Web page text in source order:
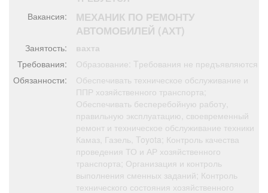
Я - пенсионер
Вакансия:
МЕХАНИК ПО РЕМОНТУ
АВТОМОБИЛЕЙ (АХТ)
Занятость:
вахта
Требования:
Образование: Tребования не предъявляются
Обязанности:
Обеспечивать техническое обслуживание и
ППР хозяйственного транспорта;
Обеспечивать бесперебойную работу,
правильную эксплуатацию, своевременный
ремонт и техническое обслуживание техники
Камаз, Газель, Toyota; Контроль качества
проведения ТО и АР хозяйственного
транспорта; Организация и контроль
выполнения сменных заданий; Контроль
технического состояния хозяйственного